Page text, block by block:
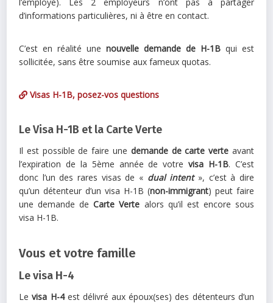
d’informations particulières, ni à être en contact.
C’est en réalité unenouvelle demande de H-1Bqui est
sollicitée, sans être soumise aux fameux quotas.
Visas H-1B, posez-vos questions
Le Visa H-1B et la Carte Verte
Il est possible de faire une demande de carte verte avant
l’expiration de la 5ème année de votrevisa H-1B. C’est
donc l’un des rares visas de « dual intent », c’est à dire
qu’un détenteur d’un visa H-1B (non-immigrant) peut faire
une demande deCarte Verte alors qu’il est encore sous
visa H-1B.
Vous et votre famille
Le visa H-4
Levisa H-4est délivré aux époux(ses) des détenteurs d’un